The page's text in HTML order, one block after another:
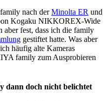
nach derMinolta ER und
Kogaku NIKKOREX-Wide
aber fest, dass ich die family
gestiftet hatte. Was aber
häufig alte Kameras
family zum Ausprobieren
dann doch nicht belichtet